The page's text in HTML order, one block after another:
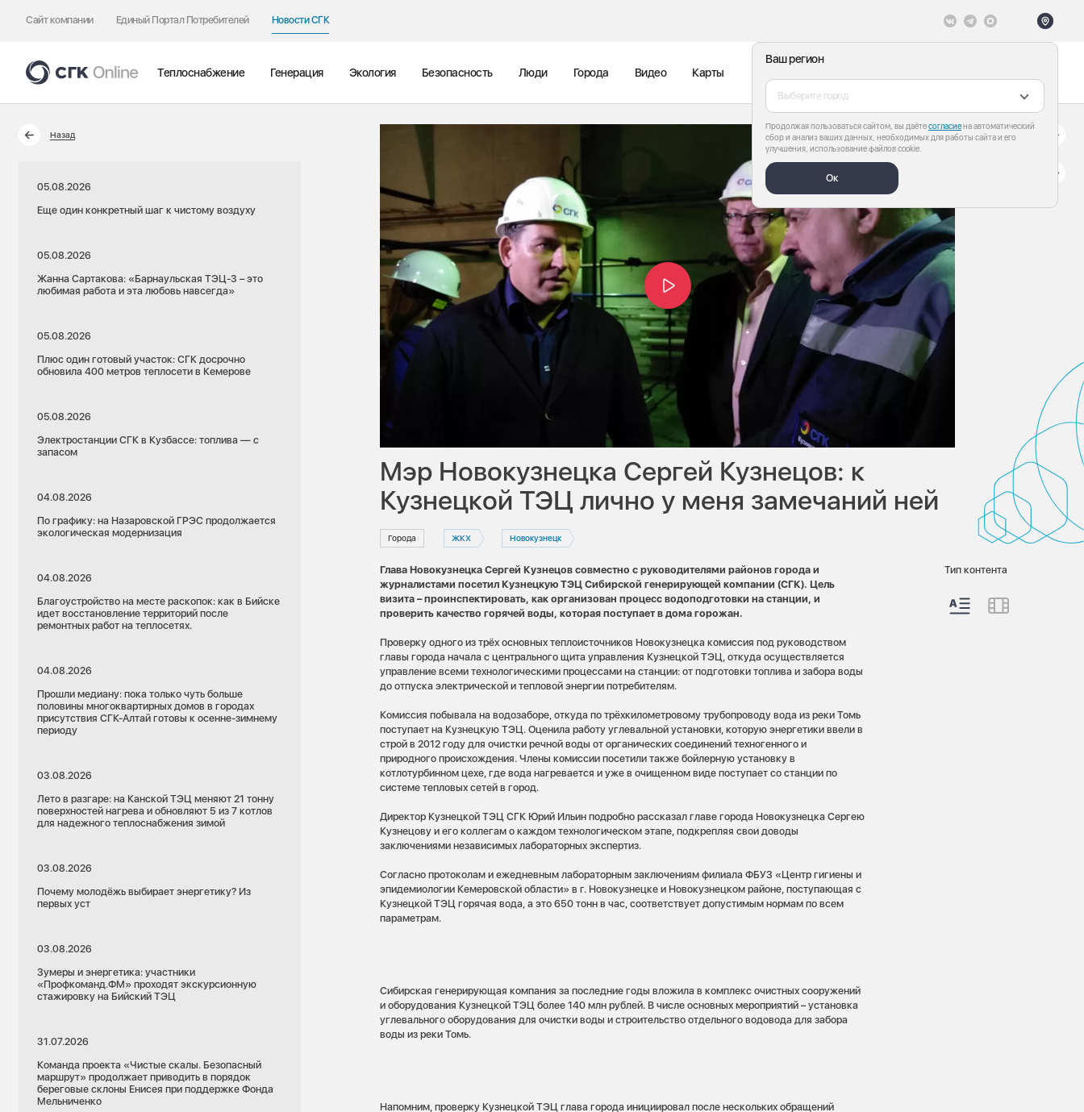
Сайт компании Единый Портал Потребителей Новости СГК
Ваш регион
Выберите город
Продолжая пользоваться сайтом, вы даётесогласиена автоматический
сбор и анализ ваших данных, необходимых для работы сайта и его
улучшения, использование файлов cookie.
Ок
Теплоснабжение Генерация Экология Безопасность Люди Города Видео Карты
Назад
05.08.2026
Еще один конкретный шаг к чистому воздуху
05.08.2026
Жанна Сартакова: «Барнаульская ТЭЦ-3 – это
любимая работа и эта любовь навсегда»
05.08.2026
Плюс один готовый участок: СГК досрочно
обновила 400 метров теплосети в Кемерове
05.08.2026
Электростанции СГК в Кузбассе: топлива — с
запасом
04.08.2026
По графику: на Назаровской ГРЭС продолжается
экологическая модернизация
04.08.2026
Благоустройство на месте раскопок: как в Бийске
идет восстановление территорий после
ремонтных работ на теплосетях.
04.08.2026
Прошли медиану: пока только чуть больше
половины многоквартирных домов в городах
присутствия СГК-Алтай готовы к осенне-зимнему
периоду
03.08.2026
Лето в разгаре: на Канской ТЭЦ меняют 21 тонну
поверхностей нагрева и обновляют 5 из 7 котлов
для надежного теплоснабжения зимой
03.08.2026
Почему молодёжь выбирает энергетику? Из
первых уст
03.08.2026
Зумеры и энергетика: участники
«Профкоманд.ФМ» проходят экскурсионную
стажировку на Бийский ТЭЦ
31.07.2026
Команда проекта «Чистые скалы. Безопасный
маршрут» продолжает приводить в порядок
береговые склоны Енисея при поддержке Фонда
Мельниченко
Мэр Новокузнецка Сергей Кузнецов: к
Кузнецкой ТЭЦ лично у меня замечаний ней
Города ЖКХ Новокузнецк
Глава Новокузнецка Сергей Кузнецов совместно с руководителями районов города и
журналистами посетил Кузнецкую ТЭЦ Сибирской генерирующей компании (СГК). Цель
визита – проинспектировать, как организован процесс водоподготовки на станции, и
проверить качество горячей воды, которая поступает в дома горожан.
Проверку одного из трёх основных теплоисточников Новокузнецка комиссия под руководством
главы города начала с центрального щита управления Кузнецкой ТЭЦ, откуда осуществляется
управление всеми технологическими процессами на станции: от подготовки топлива и забора воды
до отпуска электрической и тепловой энергии потребителям.
Комиссия побывала на водозаборе, откуда по трёхкилометровому трубопроводу вода из реки Томь
поступает на Кузнецкую ТЭЦ. Оценила работу углевальной установки, которую энергетики ввели в
строй в 2012 году для очистки речной воды от органических соединений техногенного и
природного происхождения. Члены комиссии посетили также бойлерную установку в
котлотурбинном цехе, где вода нагревается и уже в очищенном виде поступает со станции по
системе тепловых сетей в город.
Директор Кузнецкой ТЭЦ СГК Юрий Ильин подробно рассказал главе города Новокузнецка Сергею
Кузнецову и его коллегам о каждом технологическом этапе, подкрепляя свои доводы
заключениями независимых лабораторных экспертиз.
Согласно протоколам и ежедневным лабораторным заключениям филиала ФБУЗ «Центр гигиены и
эпидемиологии Кемеровской области» в г. Новокузнецке и Новокузнецком районе, поступающая с
Кузнецкой ТЭЦ горячая вода, а это 650 тонн в час, соответствует допустимым нормам по всем
параметрам.
Сибирская генерирующая компания за последние годы вложила в комплекс очистных сооружений
и оборудования Кузнецкой ТЭЦ более 140 млн рублей. В числе основных мероприятий – установка
углевального оборудования для очистки воды и строительство отдельного водовода для забора
воды из реки Томь.
Напомним, проверку Кузнецкой ТЭЦ глава города инициировал после нескольких обращений
Тип контента